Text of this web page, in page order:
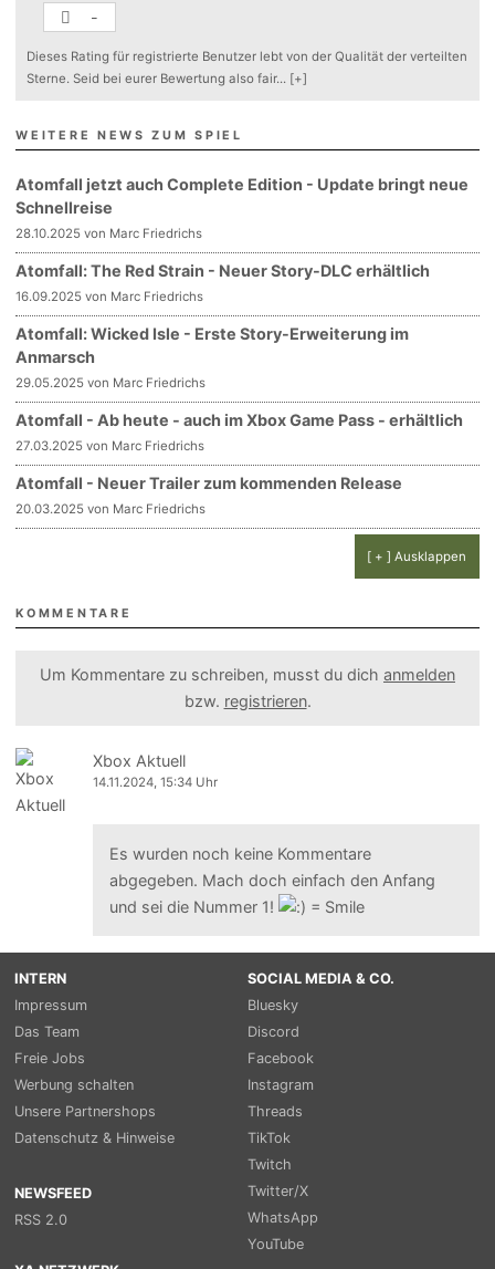
-
Dieses Rating für registrierte Benutzer lebt von der Qualität der verteilten
Sterne. Seid bei eurer Bewertung also fair... [+]
WEITERE NEWS ZUM SPIEL
Atomfall jetzt auch Complete Edition - Update bringt neue
Schnellreise
28.10.2025 von Marc Friedrichs
Atomfall: The Red Strain - Neuer Story-DLC erhältlich
16.09.2025 von Marc Friedrichs
Atomfall: Wicked Isle - Erste Story-Erweiterung im
Anmarsch
29.05.2025 von Marc Friedrichs
Atomfall - Ab heute - auch im Xbox Game Pass - erhältlich
27.03.2025 von Marc Friedrichs
Atomfall - Neuer Trailer zum kommenden Release
20.03.2025 von Marc Friedrichs
[ + ] Ausklappen
KOMMENTARE
Um Kommentare zu schreiben, musst du dich anmelden
bzw. registrieren.
Xbox Aktuell
14.11.2024, 15:34 Uhr
Es wurden noch keine Kommentare
abgegeben. Mach doch einfach den Anfang
und sei die Nummer 1!
INTERN
Impressum
Das Team
Freie Jobs
Werbung schalten
Unsere Partnershops
Datenschutz & Hinweise
NEWSFEED
RSS 2.0
SOCIAL MEDIA & CO.
Bluesky
Discord
Facebook
Instagram
Threads
TikTok
Twitch
Twitter/X
WhatsApp
YouTube